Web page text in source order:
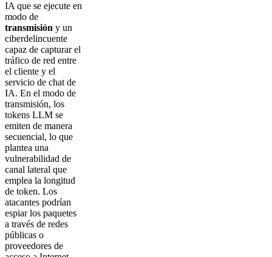
IA que se ejecute en
modo de
transmisión y un
ciberdelincuente
capaz de capturar el
tráfico de red entre
el cliente y el
servicio de chat de
IA. En el modo de
transmisión, los
tokens LLM se
emiten de manera
secuencial, lo que
plantea una
vulnerabilidad de
canal lateral que
emplea la longitud
de token. Los
atacantes podrían
espiar los paquetes
a través de redes
públicas o
proveedores de